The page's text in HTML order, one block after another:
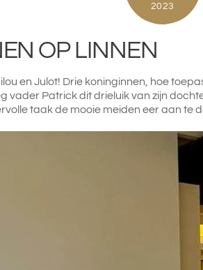
2023
OP LINNEN
en Julot! Drie koninginnen, hoe
vader Patrick dit drieluik van zijn
taak de mooie meiden eer aan te